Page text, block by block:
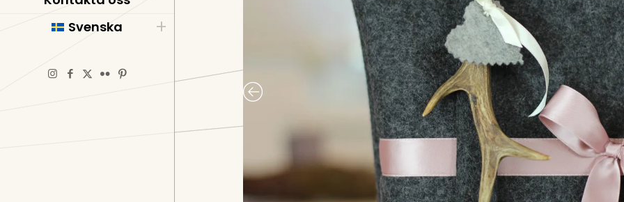
Svenska